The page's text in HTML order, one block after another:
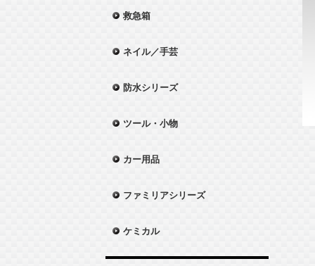
救急箱
ネイル／手芸
防水シリーズ
ツール・小物
カー用品
ファミリアシリーズ
ケミカル